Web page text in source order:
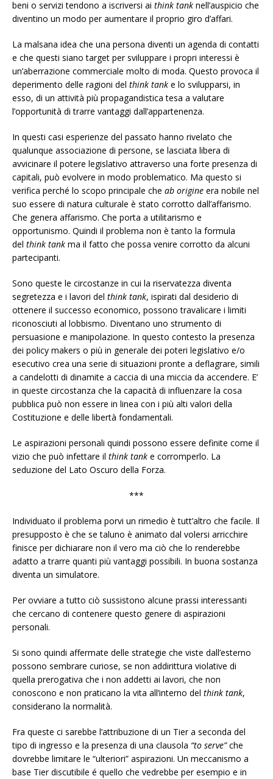
beni o servizi tendono a iscriversi ai think tank nell’auspicio che
diventino un modo per aumentare il proprio giro d’affari.
La malsana idea che una persona diventi un agenda di contatti
e che questi siano target per sviluppare i propri interessi è
un’aberrazione commerciale molto di moda. Questo provoca il
deperimento delle ragioni del think tank e lo svilupparsi, in
esso, di un attività più propagandistica tesa a valutare
l’opportunità di trarre vantaggi dall’appartenenza.
In questi casi esperienze del passato hanno rivelato che
qualunque associazione di persone, se lasciata libera di
avvicinare il potere legislativo attraverso una forte presenza di
capitali, può evolvere in modo problematico. Ma questo si
verifica perché lo scopo principale che ab origine era nobile nel
suo essere di natura culturale è stato corrotto dall’affarismo.
Che genera affarismo. Che porta a utilitarismo e
opportunismo. Quindi il problema non è tanto la formula
del think tank ma il fatto che possa venire corrotto da alcuni
partecipanti.
Sono queste le circostanze in cui la riservatezza diventa
segretezza e i lavori del think tank, ispirati dal desiderio di
ottenere il successo economico, possono travalicare i limiti
riconosciuti al lobbismo. Diventano uno strumento di
persuasione e manipolazione. In questo contesto la presenza
dei policy makers o più in generale dei poteri legislativo e/o
esecutivo crea una serie di situazioni pronte a deflagrare, simili
a candelotti di dinamite a caccia di una miccia da accendere. E’
in queste circostanza che la capacità di influenzare la cosa
pubblica può non essere in linea con i più alti valori della
Costituzione e delle libertà fondamentali.
Le aspirazioni personali quindi possono essere definite come il
vizio che può infettare il think tank e corromperlo. La
seduzione del Lato Oscuro della Forza.
***
Individuato il problema porvi un rimedio è tutt’altro che facile. Il
presupposto è che se taluno è animato dal volersi arricchire
finisce per dichiarare non il vero ma ciò che lo renderebbe
adatto a trarre quanti più vantaggi possibili. In buona sostanza
diventa un simulatore.
Per ovviare a tutto ciò sussistono alcune prassi interessanti
che cercano di contenere questo genere di aspirazioni
personali.
Si sono quindi affermate delle strategie che viste dall’esterno
possono sembrare curiose, se non addirittura violative di
quella prerogativa che i non addetti ai lavori, che non
conoscono e non praticano la vita all’interno del think tank,
considerano la normalità.
Fra queste ci sarebbe l’attribuzione di un Tier a seconda del
tipo di ingresso e la presenza di una clausola “to serve”che
dovrebbe limitare le “ulteriori” aspirazioni. Un meccanismo a
base Tier discutibile é quello che vedrebbe per esempio e in